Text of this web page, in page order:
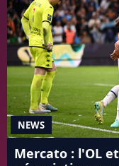
NEWS
Mercato : l'OL